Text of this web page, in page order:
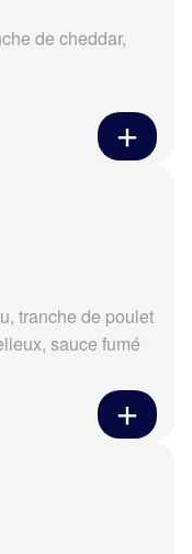
de cheddar,
tranche de poulet
sauce fumé